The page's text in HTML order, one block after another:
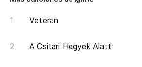
Veteran
A Csitari Hegyek Alatt